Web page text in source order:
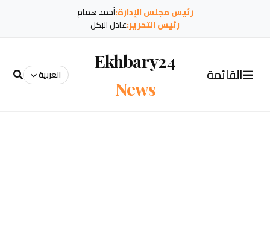
رئيس مجلس الإدارة:أحمد همام
رئيس التحرير:عادل البكل
القائمة
Ekhbary24
News
العربية